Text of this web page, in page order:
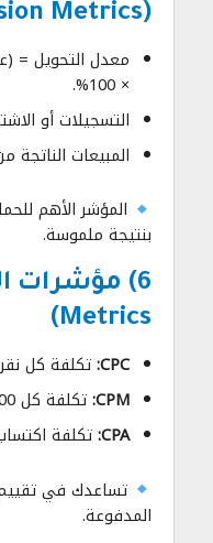
(Conversion Metrics)
معدل التحويل =
× 100%.
التسجيلات أو
المبيعات الناتجة
المؤشر الأهم
بنتيجة ملموسة.
Metrics)
CPC: تكلفة كل
CPM: تكلفة كل 1000 ظهور.
CPA: تكلفة
تساعدك في تقييم
المدفوعة.